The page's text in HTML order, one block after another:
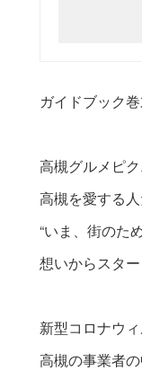
ガイドブック
高槻グルメピ
高槻を愛する
“いま、街のた
想いからスター
新型コロナウ
高槻の事業者